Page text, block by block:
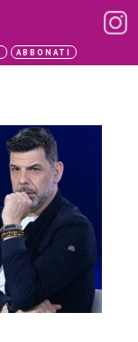
ABBONATI